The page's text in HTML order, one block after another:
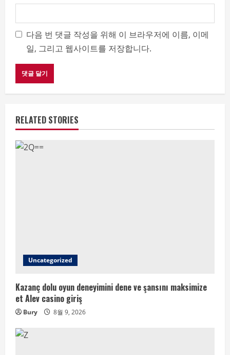
다음 번 댓글 작성을 위해 이 브라우저에 이름, 이메
일, 그리고 웹사이트를 저장합니다.
RELATED STORIES
Uncategorized
Kazanç dolu oyun deneyimini dene ve şansını maksimize
et Alev casino giriş
Bury 8월 9, 2026